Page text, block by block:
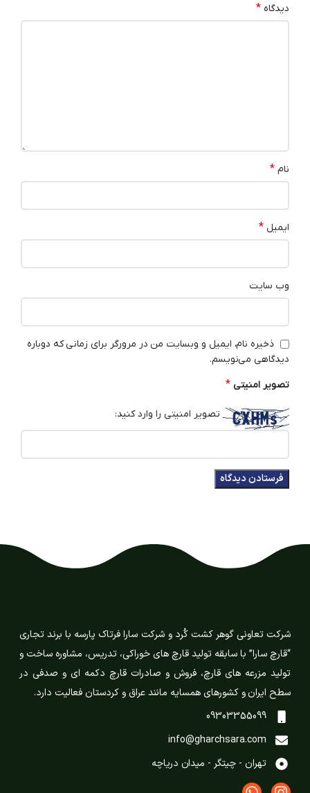
دیدگاه *
نام *
ایمیل *
وب‌ سایت
ذخیره نام، ایمیل و وبسایت من در مرورگر برای زمانی که دوباره
دیدگاهی می‌نویسم.
تصویر امنیتی*
تصویر امنیتی را وارد کنید:
شرکت تعاونی گوهر کشت کُرد و شرکت سارا فرتاک پارسه با برند تجاری
“قارچ سارا” با سابقه تولید قارچ های خوراکی، تدریس، مشاوره ساخت و
تولید مزرعه های قارچ، فروش و صادرات قارچ دکمه ای و صدفی در
سطح ایران و کشورهای همسایه مانند عراق و کردستان فعالیت دارد.
09303355099
info@gharchsara.com
تهران - چیتگر - میدان دریاچه